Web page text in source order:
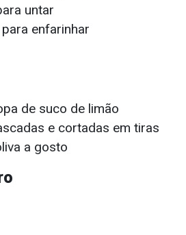
untar
enfarinhar
de suco de limão
e cortadas em tiras
a gosto